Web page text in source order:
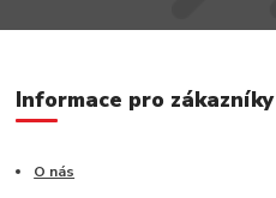
Informace pro zákazníky
O nás